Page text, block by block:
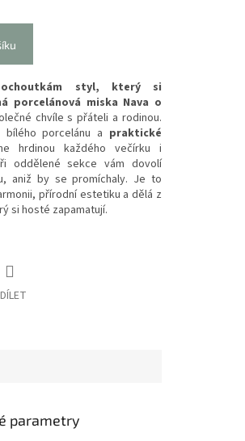
styl, který si
porcelánová miska Nava o
chvíle s přáteli a rodinou.
bílého porcelánu a praktické
hrdinou každého večírku i
oddělené sekce vám dovolí
aniž by se promíchaly. Je to
přírodní estetiku a dělá z
si hosté zapamatují.
parametry